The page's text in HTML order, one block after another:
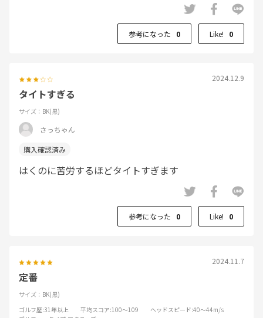
参考になった 0 Like! 0
2024.12.9
タイトすぎる
サイズ：BK(黒)
さっちゃん
はくのに苦労するほどタイトすぎます
参考になった 0 Like! 0
2024.11.7
定番
サイズ：BK(黒)
ゴルフ歴:31年以上 平均スコア:100～109 ヘッドスピード:40～44m/s